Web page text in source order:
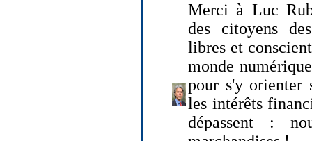
Merci à Luc
des citoyens
libres et
monde
pour s'y orienter
les intérêts
dépassent :